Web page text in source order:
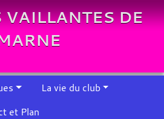
VAILLANTES DE
La vie du club
et Plan